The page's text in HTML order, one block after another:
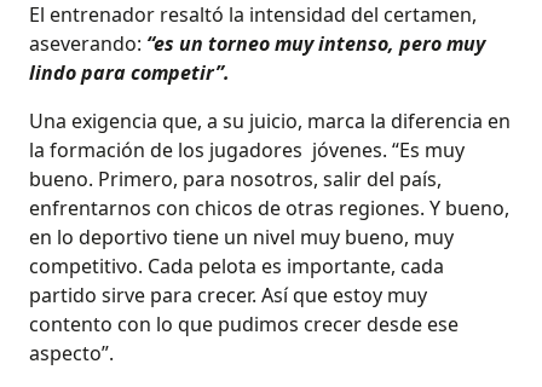
El entrenador resaltó la intensidad del certamen,
aseverando: “es un torneo muy intenso, pero muy
lindo para competir”.
Una exigencia que, a su juicio, marca la diferencia en
la formación de los jugadores jóvenes. “Es muy
bueno. Primero, para nosotros, salir del país,
enfrentarnos con chicos de otras regiones. Y bueno,
en lo deportivo tiene un nivel muy bueno, muy
competitivo. Cada pelota es importante, cada
partido sirve para crecer. Así que estoy muy
contento con lo que pudimos crecer desde ese
aspecto”.